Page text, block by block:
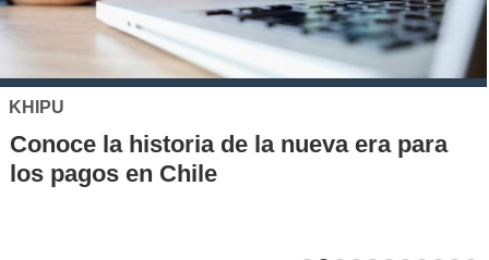
KHIPU
Conoce la historia de la nueva era para
los pagos en Chile